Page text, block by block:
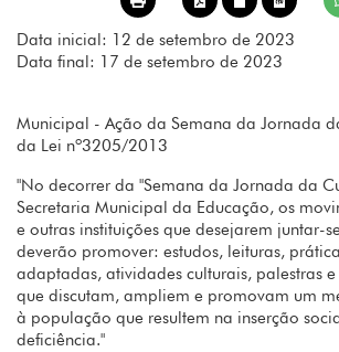
Data inicial: 12 de setembro de 2023
Data final: 17 de setembro de 2023
Municipal - Ação da Semana da Jornada
da Lei nº3205/2013
"No decorrer da "Semana da Jornada da
Secretaria Municipal da Educação, os
e outras instituições que desejarem juntar-
deverão promover: estudos, leituras,
adaptadas, atividades culturais, palestras
que discutam, ampliem e promovam um
à população que resultem na inserção
deficiência."